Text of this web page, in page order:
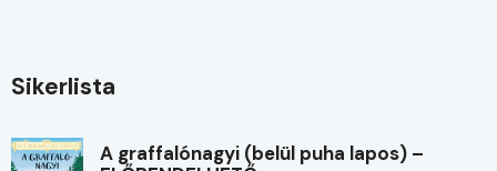
Sikerlista
A graffalónagyi (belül puha lapos) –